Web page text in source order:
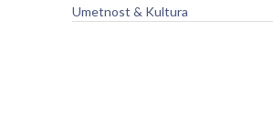
Umetnost & Kultura